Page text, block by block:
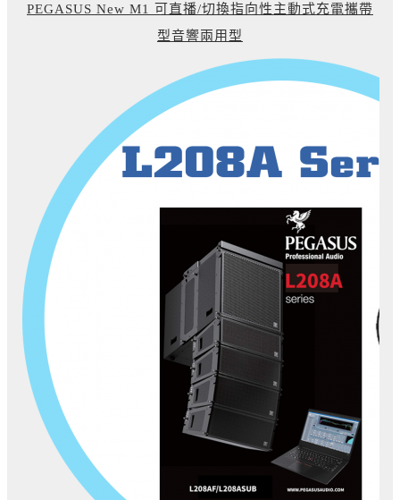
PEGASUS New M1 可直播/切換指向性主動式充電攜帶
型音響兩用型